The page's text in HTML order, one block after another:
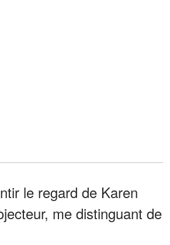
le regard de Karen
me distinguant de